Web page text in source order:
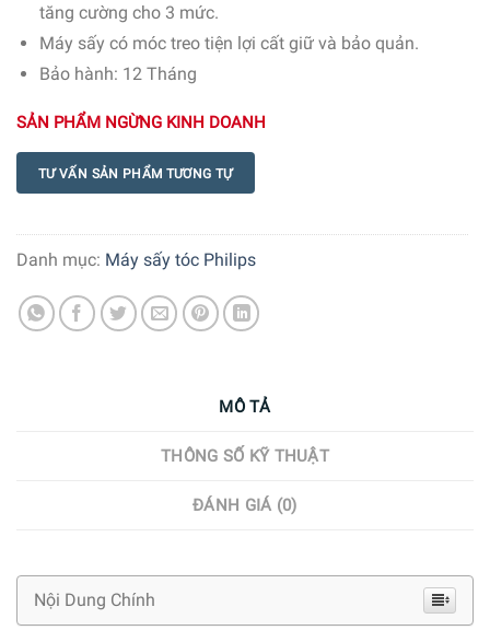
tăng cường cho 3 mức.
Máy sấy có móc treo tiện lợi cất giữ và bảo quản.
Bảo hành: 12 Tháng
SẢN PHẨM NGỪNG KINH DOANH
TƯ VẤN SẢN PHẨM TƯƠNG TỰ
Danh mục: Máy sấy tóc Philips
MÔ TẢ
THÔNG SỐ KỸ THUẬT
ĐÁNH GIÁ (0)
Nội Dung Chính